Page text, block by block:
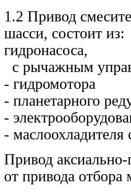
1.2 Привод
шасси, состоит из:
гидронасоса,
с рычажным
- гидромотора
- планетарного
-
-
Привод
от привода